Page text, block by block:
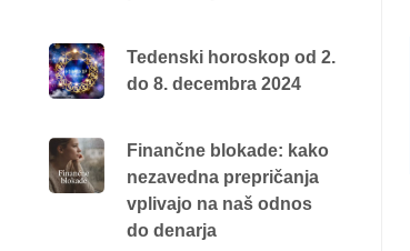
Tedenski horoskop od 2.
do 8. decembra 2024
Finančne blokade: kako
nezavedna prepričanja
vplivajo na naš odnos
do denarja